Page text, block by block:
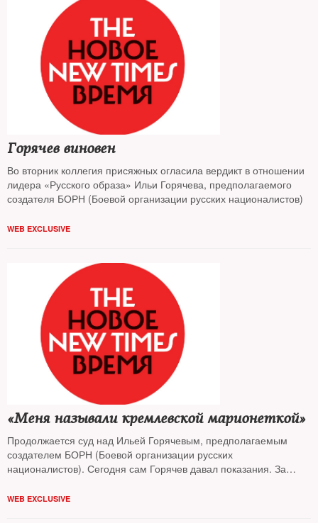
Горячев виновен
Во вторник коллегия присяжных огласила вердикт в отношении
лидера «Русского образа» Ильи Горячева, предполагаемого
создателя БОРН (Боевой организации русских националистов)
WEB EXCLUSIVE
«Меня называли кремлевской марионеткой»
Продолжается суд над Ильей Горячевым, предполагаемым
создателем БОРН (Боевой организации русских
националистов). Сегодня сам Горячев давал показания. За
человек следил The New Times
WEB EXCLUSIVE